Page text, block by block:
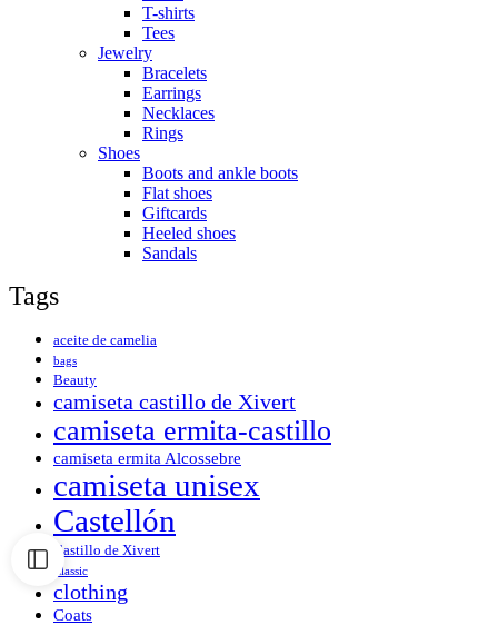
T-shirts
Tees
Jewelry
Bracelets
Earrings
Necklaces
Rings
Shoes
Boots and ankle boots
Flat shoes
Giftcards
Heeled shoes
Sandals
Tags
aceite de camelia
bags
Beauty
camiseta castillo de Xivert
camiseta ermita-castillo
camiseta ermita Alcossebre
camiseta unisex
Castellón
Castillo de Xivert
Classic
clothing
Coats